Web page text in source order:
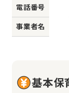
電話番号
事業者名
基本保